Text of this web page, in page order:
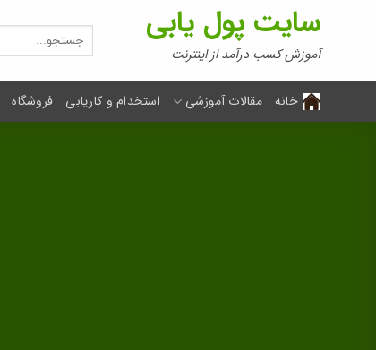
سایت پول یابی
آموزش کسب درآمد از اینترنت
جستجو
برای:
خانه مقالات آموزشی استخدام و کاریابی فروشگاه